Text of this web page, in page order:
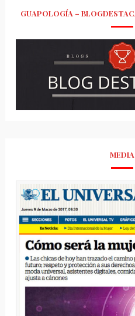
GUAPOLOGÍA –
MEDIA